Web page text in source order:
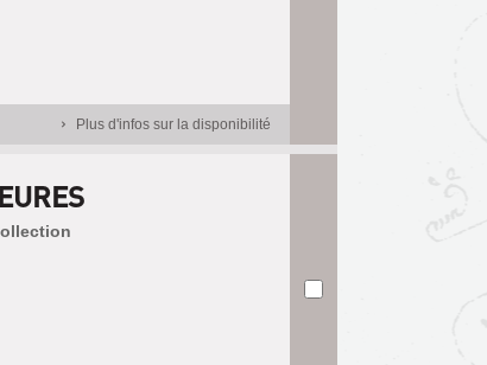
Plus d'infos sur la disponibilité